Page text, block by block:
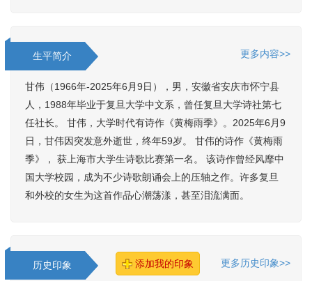
生平简介 更多内容>>
甘伟（1966年-2025年6月9日），男，安徽省安庆市怀宁县
人，1988年毕业于复旦大学中文系，曾任复旦大学诗社第七
任社长。 甘伟，大学时代有诗作《黄梅雨季》。2025年6月9
日，甘伟因突发意外逝世，终年59岁。 甘伟的诗作《黄梅雨
季》， 获上海市大学生诗歌比赛第一名。 该诗作曾经风靡中
国大学校园，成为不少诗歌朗诵会上的压轴之作。许多复旦
和外校的女生为这首作品心潮荡漾，甚至泪流满面。
历史印象 添加我的印象 更多历史印象>>